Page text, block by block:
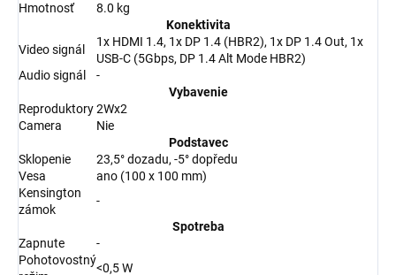
Hmotnosť
8.0 kg
Konektivita
Video signál
1x HDMI 1.4, 1x DP 1.4 (HBR2), 1x DP 1.4 Out, 1x
USB-C (5Gbps, DP 1.4 Alt Mode HBR2)
Audio signál
-
Vybavenie
Reproduktory2Wx2
Camera
Nie
Podstavec
Sklopenie
23,5° dozadu, -5° dopředu
Vesa
ano (100 x 100 mm)
Kensington
zámok
-
Spotreba
Zapnute
-
Pohotovostný
<0,5 W